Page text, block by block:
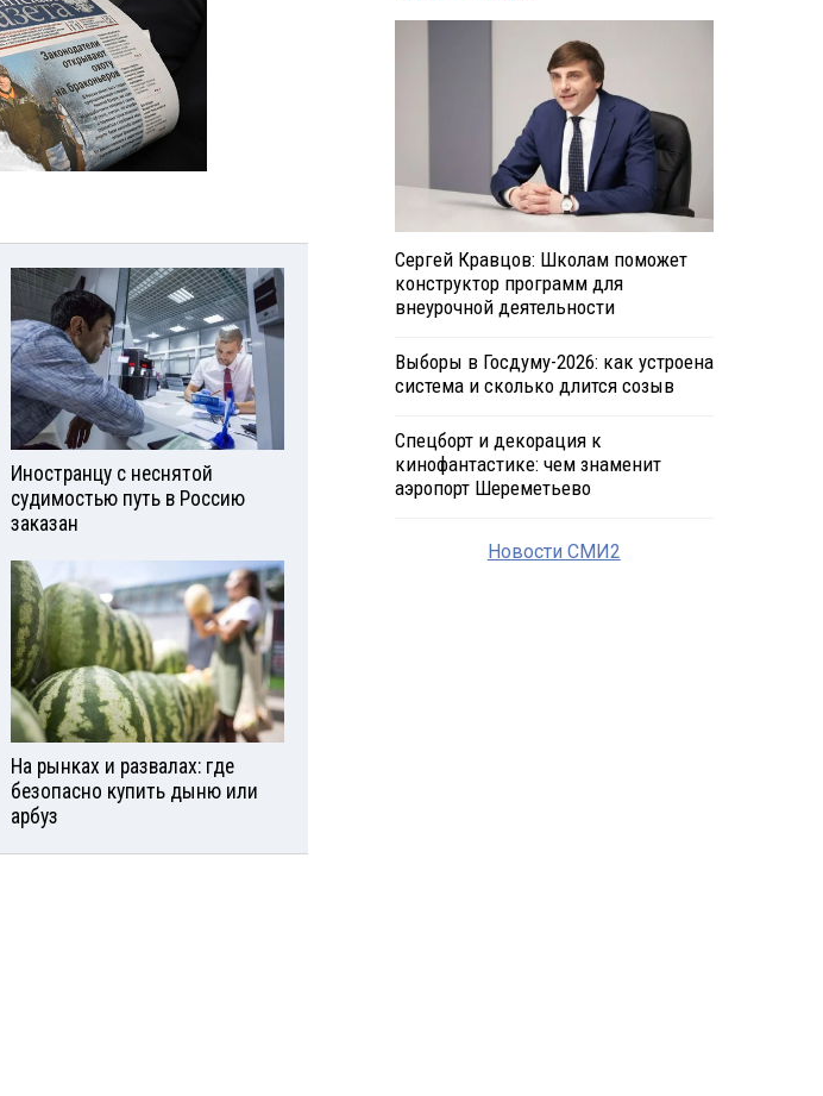
Иностранцу с неснятой
судимостью путь в Россию
заказан
На рынках и развалах: где
безопасно купить дыню или
арбуз
Сергей Кравцов: Школам поможет
конструктор программ для
внеурочной деятельности
Выборы в Госдуму-2026: как устроена
система и сколько длится созыв
Спецборт и декорация к
кинофантастике: чем знаменит
аэропорт Шереметьево
Новости СМИ2